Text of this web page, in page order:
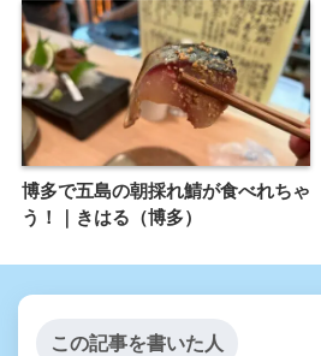
博多で五島の朝採れ鯖が食べれちゃ
う！｜きはる（博多）
この記事を書いた人